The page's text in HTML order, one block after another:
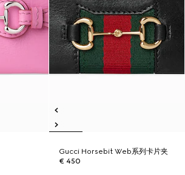
Gucci Horsebit Web系列卡片夹
€ 450